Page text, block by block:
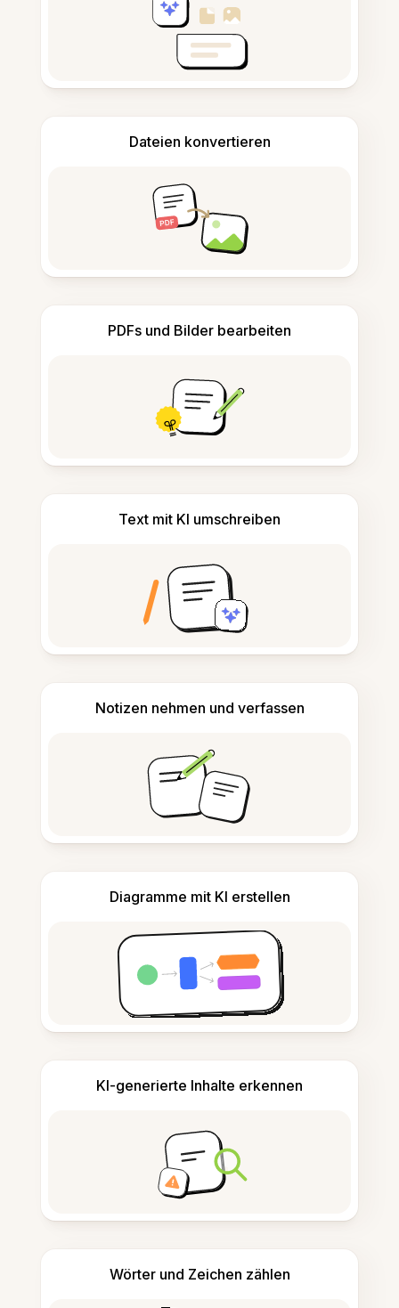
Dateien konvertieren
PDFs und Bilder bearbeiten
Text mit KI umschreiben
Notizen nehmen und verfassen
Diagramme mit KI erstellen
KI-generierte Inhalte erkennen
Wörter und Zeichen zählen